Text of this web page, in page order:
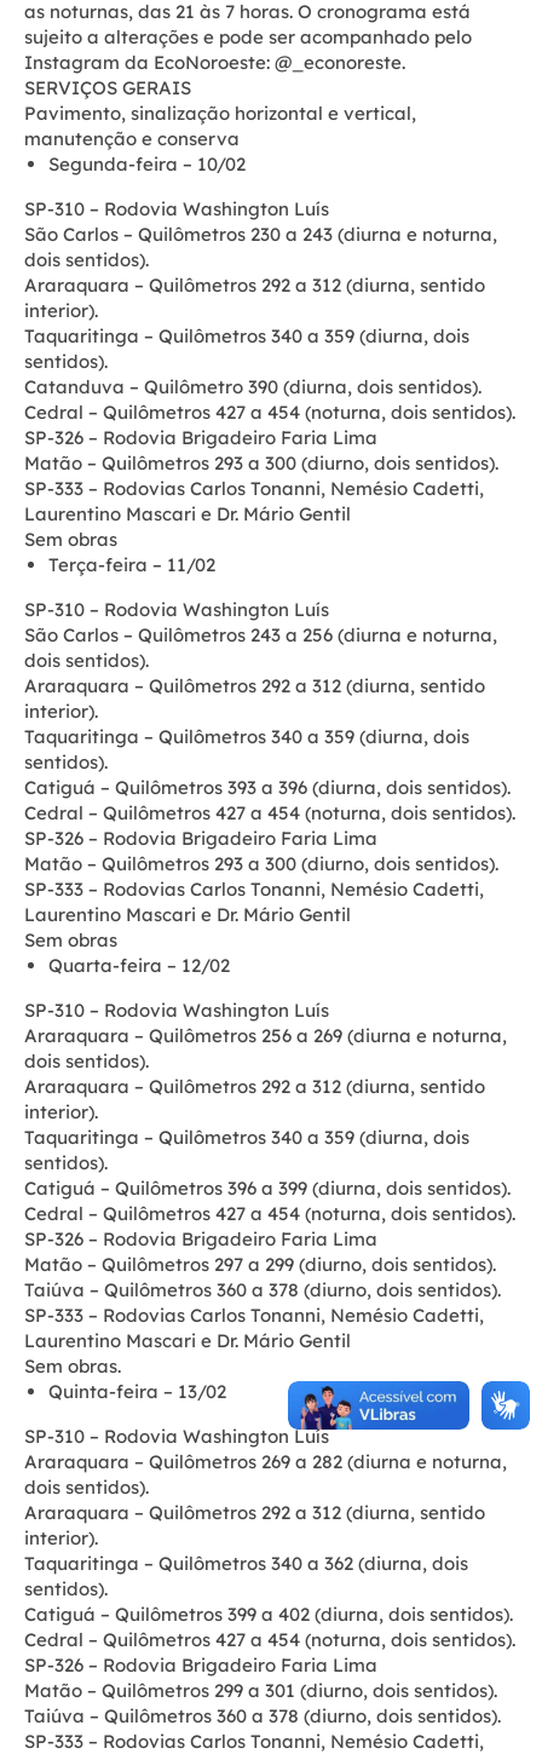
as noturnas, das 21 às 7 horas. O cronograma está
sujeito a alterações e pode ser acompanhado pelo
Instagram da EcoNoroeste: @_econoreste.
SERVIÇOS GERAIS
Pavimento, sinalização horizontal e vertical,
manutenção e conserva
Segunda-feira – 10/02
SP-310 – Rodovia Washington Luís
São Carlos – Quilômetros 230 a 243 (diurna e noturna,
dois sentidos).
Araraquara – Quilômetros 292 a 312 (diurna, sentido
interior).
Taquaritinga – Quilômetros 340 a 359 (diurna, dois
sentidos).
Catanduva – Quilômetro 390 (diurna, dois sentidos).
Cedral – Quilômetros 427 a 454 (noturna, dois sentidos).
SP-326 – Rodovia Brigadeiro Faria Lima
Matão – Quilômetros 293 a 300 (diurno, dois sentidos).
SP-333 – Rodovias Carlos Tonanni, Nemésio Cadetti,
Laurentino Mascari e Dr. Mário Gentil
Sem obras
Terça-feira – 11/02
SP-310 – Rodovia Washington Luís
São Carlos – Quilômetros 243 a 256 (diurna e noturna,
dois sentidos).
Araraquara – Quilômetros 292 a 312 (diurna, sentido
interior).
Taquaritinga – Quilômetros 340 a 359 (diurna, dois
sentidos).
Catiguá – Quilômetros 393 a 396 (diurna, dois sentidos).
Cedral – Quilômetros 427 a 454 (noturna, dois sentidos).
SP-326 – Rodovia Brigadeiro Faria Lima
Matão – Quilômetros 293 a 300 (diurno, dois sentidos).
SP-333 – Rodovias Carlos Tonanni, Nemésio Cadetti,
Laurentino Mascari e Dr. Mário Gentil
Sem obras
Quarta-feira – 12/02
SP-310 – Rodovia Washington Luís
Araraquara – Quilômetros 256 a 269 (diurna e noturna,
dois sentidos).
Araraquara – Quilômetros 292 a 312 (diurna, sentido
interior).
Taquaritinga – Quilômetros 340 a 359 (diurna, dois
sentidos).
Catiguá – Quilômetros 396 a 399 (diurna, dois sentidos).
Cedral – Quilômetros 427 a 454 (noturna, dois sentidos).
SP-326 – Rodovia Brigadeiro Faria Lima
Matão – Quilômetros 297 a 299 (diurno, dois sentidos).
Taiúva – Quilômetros 360 a 378 (diurno, dois sentidos).
SP-333 – Rodovias Carlos Tonanni, Nemésio Cadetti,
Laurentino Mascari e Dr. Mário Gentil
Sem obras.
Quinta-feira – 13/02
SP-310 – Rodovia Washington Luís
Araraquara – Quilômetros 269 a 282 (diurna e noturna,
dois sentidos).
Araraquara – Quilômetros 292 a 312 (diurna, sentido
interior).
Taquaritinga – Quilômetros 340 a 362 (diurna, dois
sentidos).
Catiguá – Quilômetros 399 a 402 (diurna, dois sentidos).
Cedral – Quilômetros 427 a 454 (noturna, dois sentidos).
SP-326 – Rodovia Brigadeiro Faria Lima
Matão – Quilômetros 299 a 301 (diurno, dois sentidos).
Taiúva – Quilômetros 360 a 378 (diurno, dois sentidos).
SP-333 – Rodovias Carlos Tonanni, Nemésio Cadetti,